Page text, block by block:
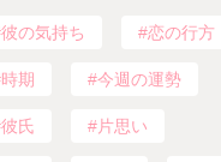
彼の気持ち 恋の行方
時期 今週の運勢
彼氏 片思い